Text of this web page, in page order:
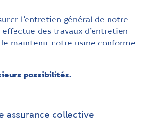
l’entretien général de notre
des travaux d’entretien
maintenir notre usine conforme
possibilités.
assurance collective